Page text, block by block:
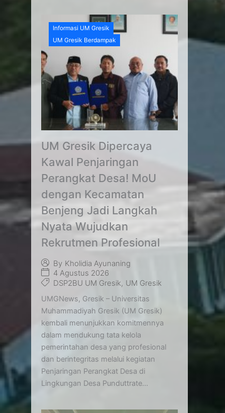
Informasi UM Gresik
UM Gresik Berdampak
UM Gresik Dipercaya
Kawal Penjaringan
Perangkat Desa! MoU
dengan Kecamatan
Benjeng Jadi Langkah
Nyata Wujudkan
Rekrutmen Profesional
By Kholidia Ayunaning
4 Agustus 2026
DSP2BU UM Gresik, UM Gresik
UMGNews, Gresik – Universitas
Muhammadiyah Gresik (UM Gresik)
kembali menunjukkan komitmennya
dalam mendukung tata kelola
pemerintahan desa yang profesional
dan berintegritas melalui kegiatan
Penjaringan Perangkat Desa di
Lingkungan Desa Punduttrate...